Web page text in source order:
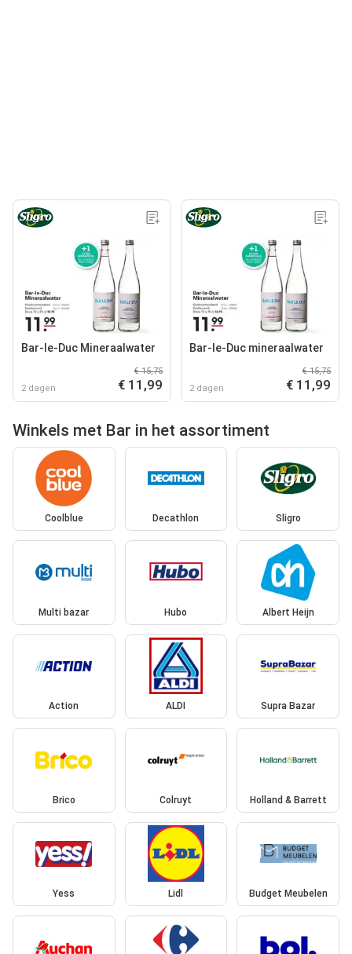
Bar-le-Duc Mineraalwater
2 dagen
€ 15,75
€ 11,99
Bar-le-Duc mineraalwater
2 dagen
€ 15,75
€ 11,99
Winkels met Bar in het assortiment
Coolblue Decathlon Sligro
Multi bazar Hubo Albert Heijn
Action ALDI Supra Bazar
Brico Colruyt Holland & Barrett
Yess Lidl Budget Meubelen